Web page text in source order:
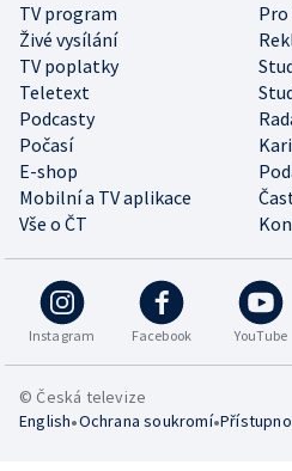
TV program
Pro
Živé vysílání
TV poplatky
Teletext
Podcasty
Počasí
E-shop
Mobilní a TV aplikace
Vše o ČT
Instagram Facebook YouTube
© Česká televize
English•Ochrana soukromí•